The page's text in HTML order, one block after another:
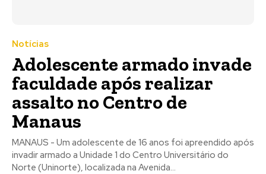
Notícias
Adolescente armado invade
faculdade após realizar
assalto no Centro de
Manaus
MANAUS - Um adolescente de 16 anos foi apreendido após
invadir armado a Unidade 1 do Centro Universitário do
Norte (Uninorte), localizada na Avenida...